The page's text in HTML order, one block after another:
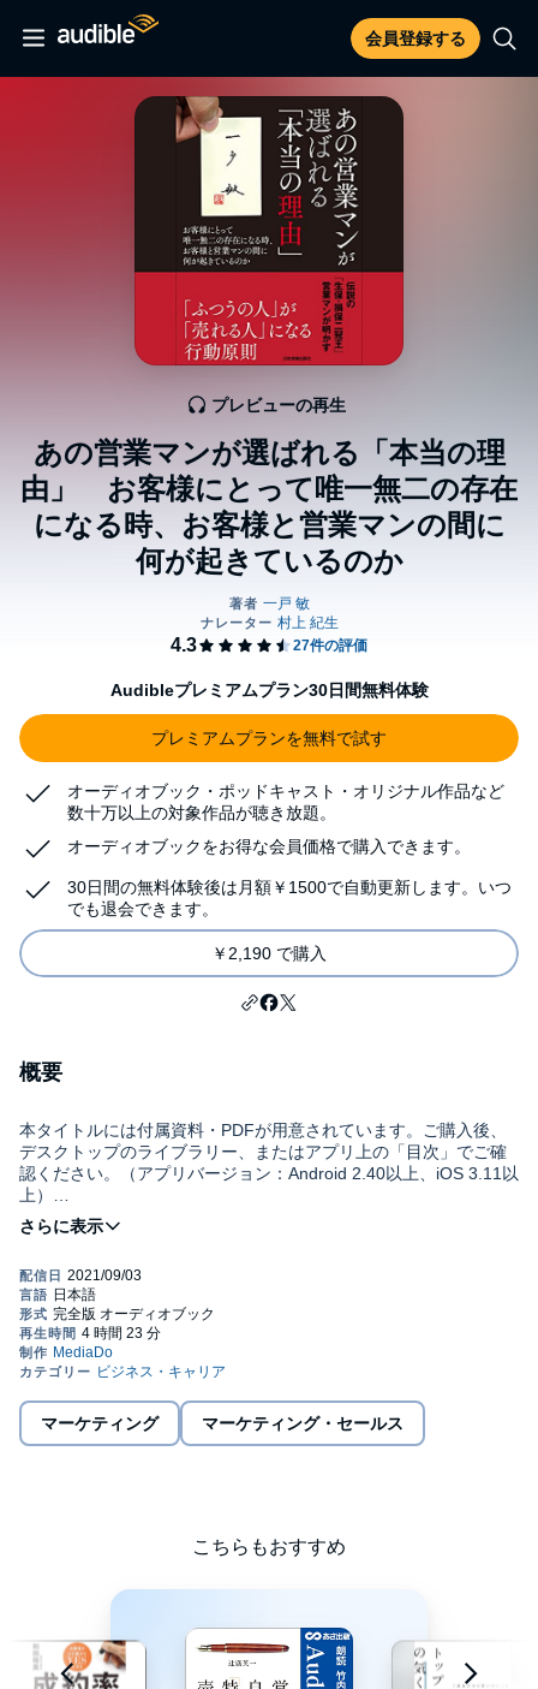
会員登録する
あの営業マンが選ばれる「本当の理
由」 お客様にとって唯一無二の存在
になる時、お客様と営業マンの間に
何が起きているのか
プレビューの再生
Audibleプレミアムプラン30日間無料体験
プレミアムプランを無料で試す
オーディオブック・ポッドキャスト・オリジナル作品など
数十万以上の対象作品が聴き放題。
オーディオブックをお得な会員価格で購入できます。
30日間の無料体験後は月額￥1500で自動更新します。いつ
でも退会できます。
￥2,190 で購入
概要
本タイトルには付属資料・PDFが用意されています。ご購入後、
デスクトップのライブラリー、またはアプリ上の「目次」でご確
認ください。（アプリバージョン：Android 2.40以上、iOS 3.11以
上）
業界内で知らぬ者のいない生損保営業のレジェンドが
開!
まったくの未経験から28歳で保険代理店業に参入、生保と損保の
両方でトップクラスの業績を上げ続け、
業界内屈指の伝説の営業マンとして知られる著者が、「普通の
人」だった自分を「売れる営業マン」に変えた考え方と、
超の企業に成長させた著者は、
自身、一営業マンとして成果を出し続けると同時に、多くの営業
マンを成長へと導いてきました。
マーケティング マーケティング・セールス
こちらもおすすめ